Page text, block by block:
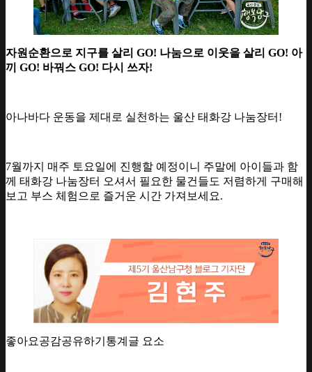
자원순환으로 지구를 살리 GO! 나눔으로 이웃을 살리 GO! 아
끼 GO! 바꿔스 GO! 다시 쓰자!
아나바다 운동을 제대로 실천하는 울산 태화강 나눔장터!
7월까지 매주 토요일에 진행할 예정이니 주말에 아이들과 함
께 태화강 나눔장터 오셔서 필요한 물건들도 저렴하게 구매해
보고 부스 체험으로 즐거운 시간 가져보세요.
좋아요공감공유하기통계글 요소